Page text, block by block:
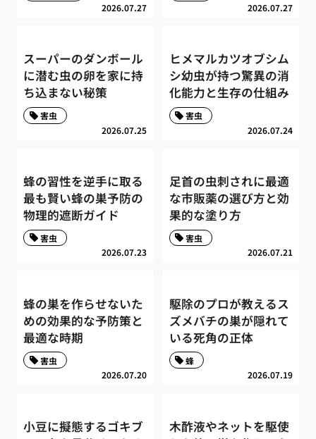
2026.07.27 2026.07.27
スーパーのダンボール
に潜む虫の卵を家に持
ち込まない秘策
2026.07.25
害虫
ヒメマルカツオブシム
シ幼虫が持つ驚異の消
化能力と生存の仕組み
2026.07.24
害虫
蜂の習性を逆手に取る
最も賢い蜂の巣予防の
物理的遮断ガイド
2026.07.23
害虫
足首の虫刺されに最適
な市販薬の選び方と効
果的な塗り方
2026.07.21
害虫
蜂の巣を作らせないた
めの効果的な予防策と
最適な時期
2026.07.20
害虫
駆除のプロが教えるス
ズメバチの巣が隠れて
いる死角の正体
2026.07.19
蜂
小豆に擬態するゴキブ
木酢液やネットを駆使